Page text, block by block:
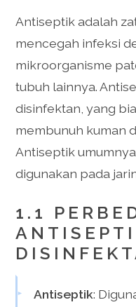
Antiseptik adalah
mencegah infeksi
mikroorganisme
tubuh lainnya.
disinfektan, yang
membunuh kuman
Antiseptik
digunakan pada
1.1
Antiseptik: